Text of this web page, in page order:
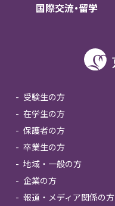
国際交流・留学
受験生の方
在学生の方
保護者の方
卒業生の方
地域・一般の方
企業の方
報道・メディア関係の方